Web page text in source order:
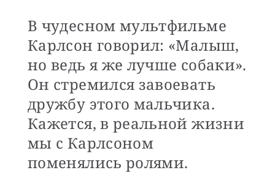
В чудесном мультфильме
Карлсон говорил: «Малыш,
но ведь я же лучше собаки».
Он стремился завоевать
дружбу этого мальчика.
Кажется, в реальной жизни
мы с Карлсоном
поменялись ролями.